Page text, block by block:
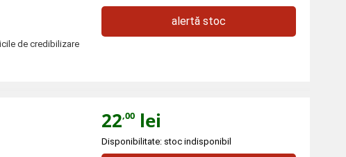
de credibilizare
alertă stoc
22,00 lei
Disponibilitate: stoc indisponibil